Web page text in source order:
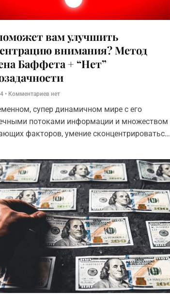
вам улучшить
внимания? Метод
Баффета + “Нет”
Комментариев нет
супер динамичном мире с его
потоками информации и множеством
факторов, умение сконцентрироваться